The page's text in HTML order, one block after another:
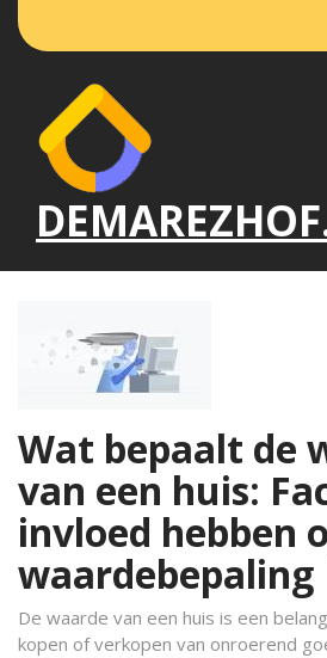
de
Wat bepaalt de
van een huis:
invloed hebben
waardebepaling
De waarde van een huis is een
kopen of verkopen van onroerend